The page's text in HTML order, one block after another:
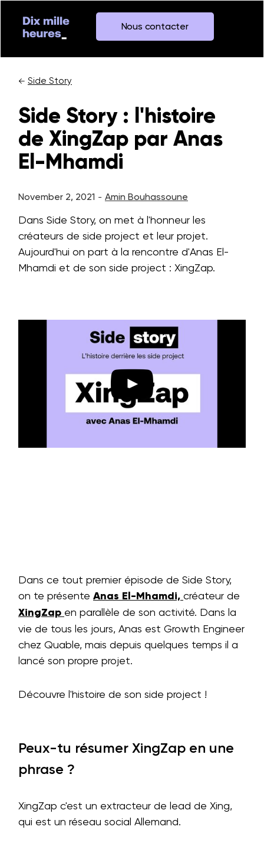
Nous contacter
← Side Story
Side Story : l'histoire
de XingZap par Anas
El-Mhamdi
November 2, 2021 - Amin Bouhassoune
Dans Side Story, on met à l'honneur les
créateurs de side project et leur projet.
Aujourd'hui on part à la rencontre d'Anas El-
Mhamdi et de son side project : XingZap.
Dans ce tout premier épisode de Side Story,
on te présente Anas El-Mhamdi, créateur de
XingZap en parallèle de son activité. Dans la
vie de tous les jours, Anas est Growth Engineer
chez Quable, mais depuis quelques temps il a
lancé son propre projet.
Découvre l'histoire de son side project !
Peux-tu résumer XingZap en une
phrase ?
XingZap c'est un extracteur de lead de Xing,
qui est un réseau social Allemand.